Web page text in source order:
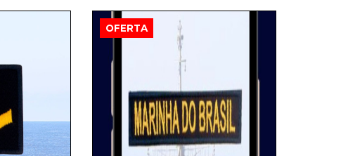
OFERTA